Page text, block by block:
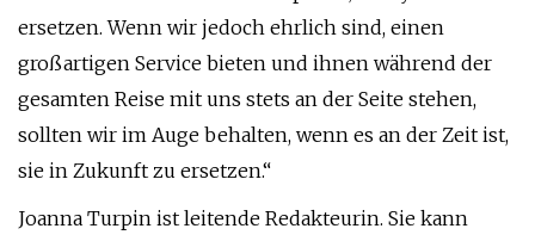
ersetzen. Wenn wir jedoch ehrlich sind, einen
großartigen Service bieten und ihnen während der
gesamten Reise mit uns stets an der Seite stehen,
sollten wir im Auge behalten, wenn es an der Zeit ist,
sie in Zukunft zu ersetzen.“
Joanna Turpin ist leitende Redakteurin. Sie kann